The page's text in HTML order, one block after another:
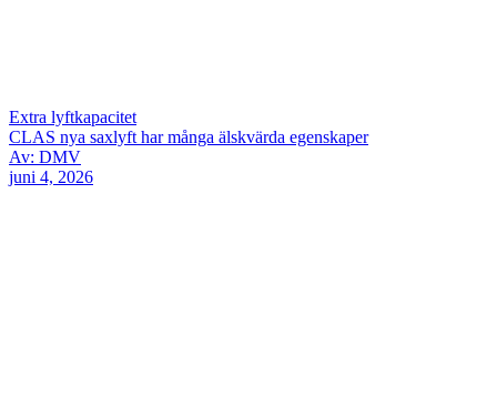
Extra lyftkapacitet
CLAS nya saxlyft har många älskvärda egenskaper
Av: DMV
juni 4, 2026